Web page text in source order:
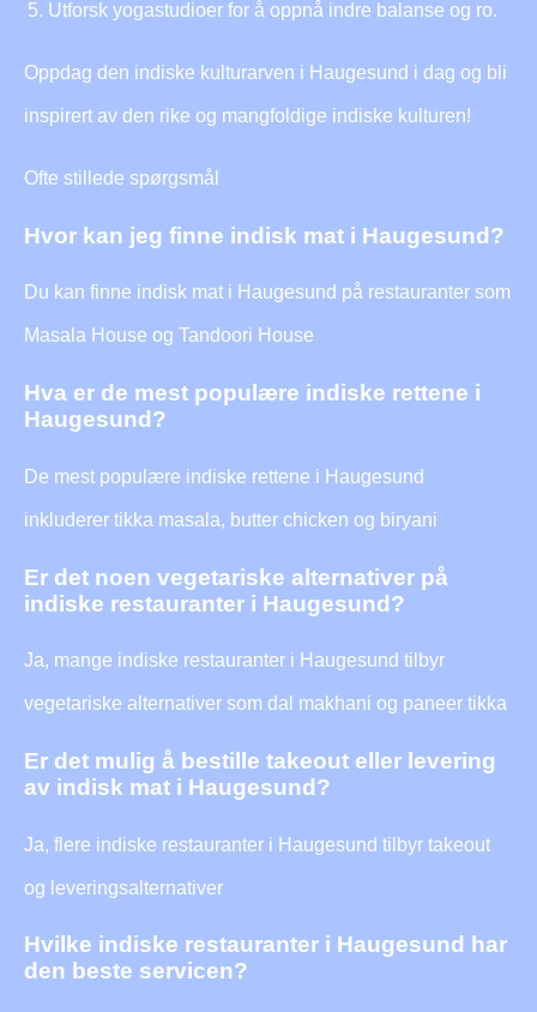
Utforsk yogastudioer for å oppnå indre balanse og ro.
Oppdag den indiske kulturarven i Haugesund i dag og bli
inspirert av den rike og mangfoldige indiske kulturen!
Ofte stillede spørgsmål
Hvor kan jeg finne indisk mat i Haugesund?
Du kan finne indisk mat i Haugesund på restauranter som
Masala House og Tandoori House
Hva er de mest populære indiske rettene i
Haugesund?
De mest populære indiske rettene i Haugesund
inkluderer tikka masala, butter chicken og biryani
Er det noen vegetariske alternativer på
indiske restauranter i Haugesund?
Ja, mange indiske restauranter i Haugesund tilbyr
vegetariske alternativer som dal makhani og paneer tikka
Er det mulig å bestille takeout eller levering
av indisk mat i Haugesund?
Ja, flere indiske restauranter i Haugesund tilbyr takeout
og leveringsalternativer
Hvilke indiske restauranter i Haugesund har
den beste servicen?